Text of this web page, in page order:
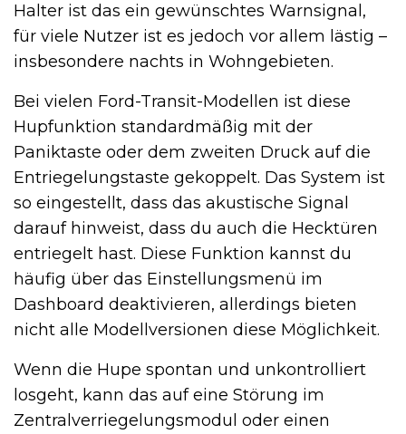
Halter ist das ein gewünschtes Warnsignal,
für viele Nutzer ist es jedoch vor allem lästig –
insbesondere nachts in Wohngebieten.
Bei vielen Ford-Transit-Modellen ist diese
Hupfunktion standardmäßig mit der
Paniktaste oder dem zweiten Druck auf die
Entriegelungstaste gekoppelt. Das System ist
so eingestellt, dass das akustische Signal
darauf hinweist, dass du auch die Hecktüren
entriegelt hast. Diese Funktion kannst du
häufig über das Einstellungsmenü im
Dashboard deaktivieren, allerdings bieten
nicht alle Modellversionen diese Möglichkeit.
Wenn die Hupe spontan und unkontrolliert
losgeht, kann das auf eine Störung im
Zentralverriegelungsmodul oder einen